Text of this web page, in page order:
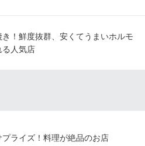
！鮮度抜群、安くてうまいホルモ
る人気店
ライズ！料理が絶品のお店